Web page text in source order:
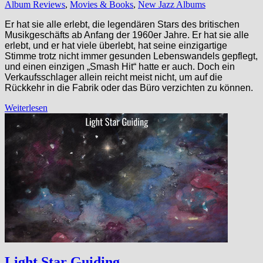
Album Reviews, Movies & Books, New Jazz Albums
Er hat sie alle erlebt, die legendären Stars des britischen
Musikgeschäfts ab Anfang der 1960er Jahre. Er hat sie alle
erlebt, und er hat viele überlebt, hat seine einzigartige
Stimme trotz nicht immer gesunden Lebenswandels gepflegt,
und einen einzigen „Smash Hit“ hatte er auch. Doch ein
Verkaufsschlager allein reicht meist nicht, um auf die
Rückkehr in die Fabrik oder das Büro verzichten zu können.
Weiterlesen